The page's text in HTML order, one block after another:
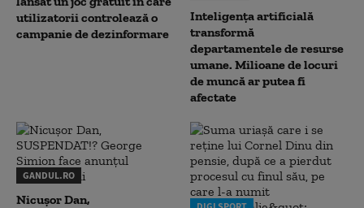
utilizatorii controlează o
campanie de dezinformare
Inteligența artificială
transformă
departamentele de resurse
umane. Milioane de locuri
de muncă ar putea fi
afectate
GANDUL.RO
Nicușor Dan,
DIGI SPORT